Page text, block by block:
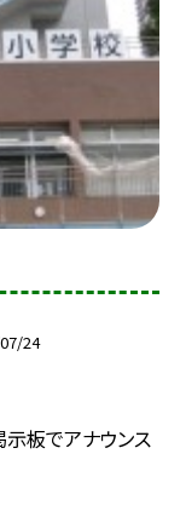
24
示板でアナウンス